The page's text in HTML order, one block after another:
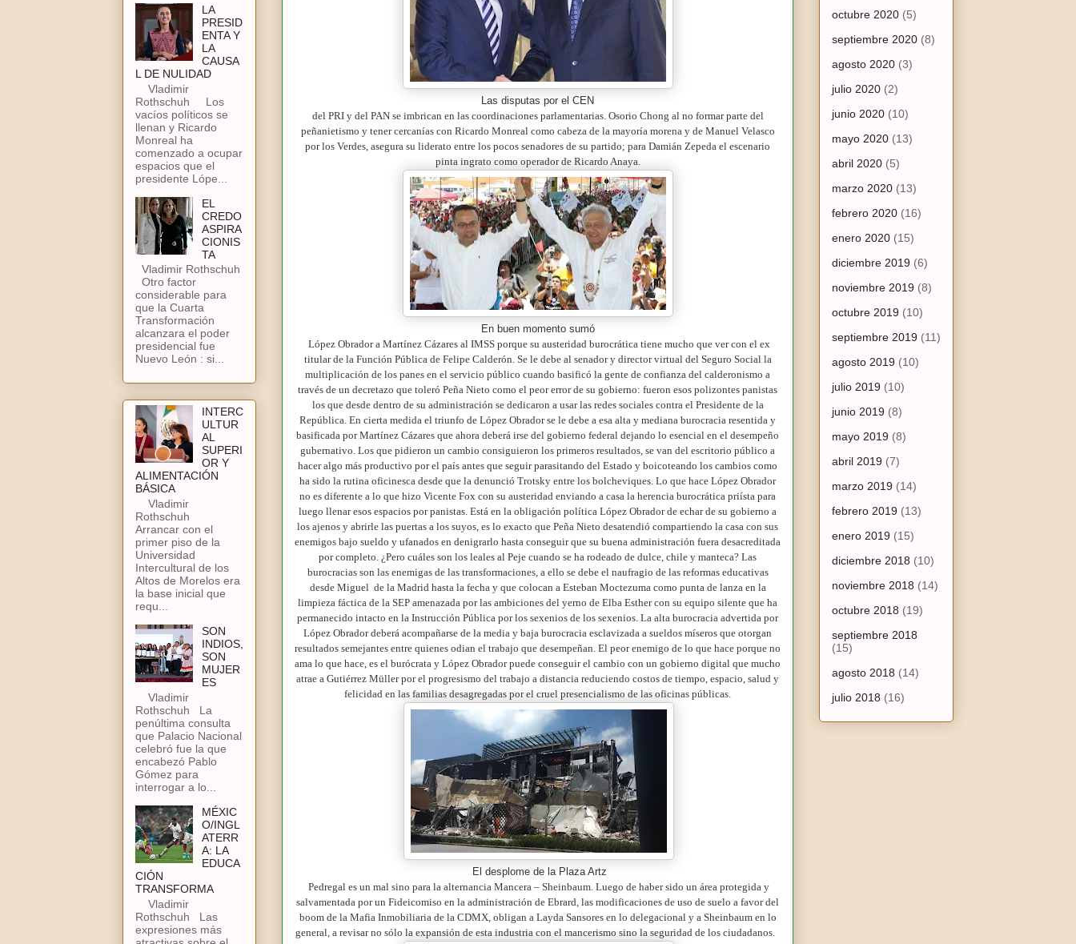
Las disputas por el CEN
del PRI y del PAN se imbrican en las coordinaciones parlamentarias. Osorio Chong al no formar parte del
peñanietismo y tener cercanías con Ricardo Monreal como cabeza de la mayoría morena y de Manuel Velasco
por los Verdes, asegura su liderato entre los pocos senadores de su partido; para Damián Zepeda el escenario
pinta ingrato como operador de Ricardo Anaya.
En buen momento sumó
López Obrador a Martínez Cázares al IMSS porque su austeridad burocrática tiene mucho que ver con el ex
titular de la Función Pública de Felipe Calderón. Se le debe al senador y director virtual del Seguro Social la
multiplicación de los panes en el servicio público cuando basificó la gente de confianza del calderonismo a
través de un decretazo que toleró Peña Nieto como el peor error de su gobierno: fueron esos polizontes panistas
los que desde dentro de su administración se dedicaron a usar las redes sociales contra el Presidente de la
República. En cierta medida el triunfo de López Obrador se le debe a esa alta y mediana burocracia resentida y
basificada por Martínez Cázares que ahora deberá irse del gobierno federal dejando lo esencial en el desempeño
gubernativo. Los que pidieron un cambio consiguieron los primeros resultados, se van del escritorio público a
hacer algo más productivo por el país antes que seguir parasitando del Estado y boicoteando los cambios como
ha sido la rutina oficinesca desde que la denunció Trotsky entre los bolcheviques. Lo que hace López Obrador
no es diferente a lo que hizo Vicente Fox con su austeridad enviando a casa la herencia burocrática priísta para
luego llenar esos espacios por panistas. Está en la obligación política López Obrador de echar de su gobierno a
los ajenos y abrirle las puertas a los suyos, es lo exacto que Peña Nieto desatendió compartiendo la casa con sus
enemigos bajo sueldo y ufanados en denigrarlo hasta conseguir que su buena administración fuera desacreditada
por completo. ¿Pero cuáles son los leales al Peje cuando se ha rodeado de dulce, chile y manteca? Las
burocracias son las enemigas de las transformaciones, a ello se debe el naufragio de las reformas educativas
desde Miguel de la Madrid hasta la fecha y que colocan a Esteban Moctezuma como punta de lanza en la
limpieza fáctica de la SEP amenazada por las ambiciones del yerno de Elba Esther con su equipo silente que ha
permanecido intacto en la Instrucción Pública por los sexenios de los sexenios. La alta burocracia advertida por
López Obrador deberá acompañarse de la media y baja burocracia esclavizada a sueldos míseros que otorgan
resultados semejantes entre quienes odian el trabajo que desempeñan. El peor enemigo de lo que hace porque no
ama lo que hace, es el burócrata y López Obrador puede conseguir el cambio con un gobierno digital que mucho
atrae a Gutiérrez Müller por el progresismo del trabajo a distancia reduciendo costos de tiempo, espacio, salud y
felicidad en las familias desagregadas por el cruel presencialismo de las oficinas públicas.
El desplome de la Plaza Artz
Pedregal es un mal sino para la alternancia Mancera – Sheinbaum. Luego de haber sido un área protegida y
salvamentada por un Fideicomiso en la administración de Ebrard, las modificaciones de uso de suelo a favor del
boom de la Mafia Inmobiliaria de la CDMX, obligan a Layda Sansores en lo delegacional y a Sheinbaum en lo
general, a revisar no sólo la expansión de esta industria con el mancerismo sino la seguridad de los ciudadanos.
LA
PRESID
ENTA Y
LA
CAUSA
L DE NULIDAD
Vladimir
Rothschuh Los
vacíos políticos se
llenan y Ricardo
Monreal ha
comenzado a ocupar
espacios que el
presidente Lópe...
EL
CREDO
ASPIRA
CIONIS
TA
Vladimir Rothschuh
Otro factor
considerable para
que la Cuarta
Transformación
alcanzara el poder
presidencial fue
Nuevo León : si...
INTERC
ULTUR
AL
SUPERI
OR Y
ALIMENTACIÓN
BÁSICA
Vladimir
Rothschuh
Arrancar con el
primer piso de la
Universidad
Intercultural de los
Altos de Morelos era
la base inicial que
requ...
SON
INDIOS,
SON
MUJER
ES
Vladimir
Rothschuh La
penúltima consulta
que Palacio Nacional
celebró fue la que
encabezó Pablo
Gómez para
interrogar a lo...
MÉXIC
O/INGL
ATERR
A: LA
EDUCA
CIÓN
TRANSFORMA
Vladimir
Rothschuh Las
expresiones más
octubre 2020 (5)
septiembre 2020 (8)
agosto 2020 (3)
julio 2020 (2)
junio 2020 (10)
mayo 2020 (13)
abril 2020 (5)
marzo 2020 (13)
febrero 2020 (16)
enero 2020 (15)
diciembre 2019 (6)
noviembre 2019 (8)
octubre 2019 (10)
septiembre 2019 (11)
agosto 2019 (10)
julio 2019 (10)
junio 2019 (8)
mayo 2019 (8)
abril 2019 (7)
marzo 2019 (14)
febrero 2019 (13)
enero 2019 (15)
diciembre 2018 (10)
noviembre 2018 (14)
octubre 2018 (19)
septiembre 2018
(15)
agosto 2018 (14)
julio 2018 (16)